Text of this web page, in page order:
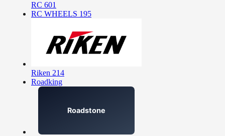
RC 601
RC WHEELS 195
Riken 214
Roadking